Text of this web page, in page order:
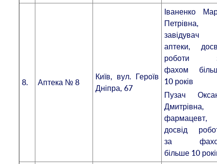
8. Аптека № 8
Київ, вул. Героїв
Дніпра, 67
Іваненко
Петрівна,
завідувач
аптеки,
роботи
фахом
10 років
Пузач
Дмитрівна,
фармацевт,
досвід
за
більше 10